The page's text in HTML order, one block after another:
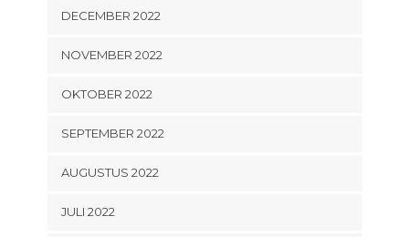
DECEMBER 2022
NOVEMBER 2022
OKTOBER 2022
SEPTEMBER 2022
AUGUSTUS 2022
JULI 2022